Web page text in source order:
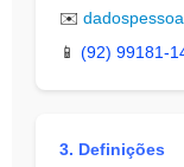
✉️
📱 (92) 99181-
3. Definições